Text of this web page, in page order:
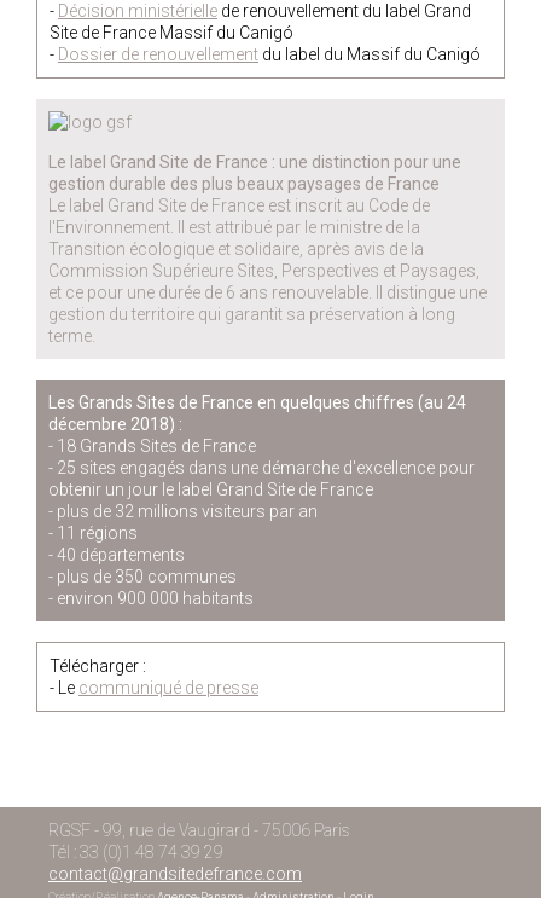
- Décision ministérielle de renouvellement du label Grand
Site de France Massif du Canigó
- Dossier de renouvellement du label du Massif du Canigó
Le label Grand Site de France : une distinction pour une
gestion durable des plus beaux paysages de France
Le label Grand Site de France est inscrit au Code de
l'Environnement. Il est attribué par le ministre de la
Transition écologique et solidaire, après avis de la
Commission Supérieure Sites, Perspectives et Paysages,
et ce pour une durée de 6 ans renouvelable. Il distingue une
gestion du territoire qui garantit sa préservation à long
terme.
Les Grands Sites de France en quelques chiffres (au 24
décembre 2018) :
- 18 Grands Sites de France
- 25 sites engagés dans une démarche d'excellence pour
obtenir un jour le label Grand Site de France
- plus de 32 millions visiteurs par an
- 11 régions
- 40 départements
- plus de 350 communes
- environ 900 000 habitants
Télécharger :
- Le communiqué de presse
RGSF - 99, rue de Vaugirard - 75006 Paris
Tél : 33 (0)1 48 74 39 29
contact@grandsitedefrance.com